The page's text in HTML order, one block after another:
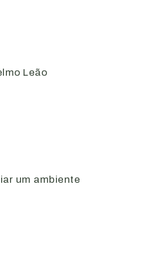
Leão
um ambiente